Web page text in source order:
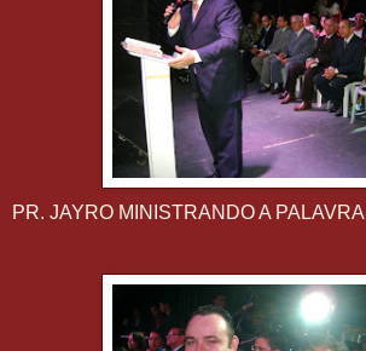
PR. JAYRO MINISTRANDO A PALAVRA